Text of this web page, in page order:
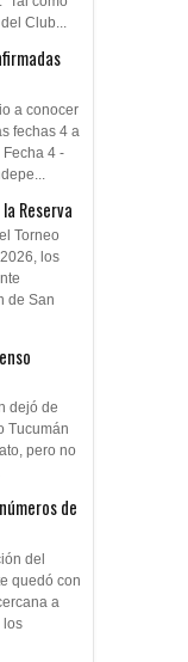
Club...
a conocer
fechas 4 a
4 -
Reserva
Torneo
los
de San
dejó de
Tucumán
pero no
de
del
quedó con
a
los